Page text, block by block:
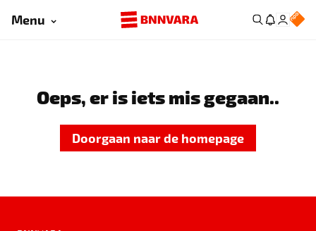
Menu
Oeps, er is iets mis gegaan..
Doorgaan naar de homepage